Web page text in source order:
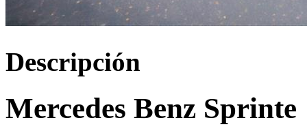
Descripción
Mercedes Benz Sprinte